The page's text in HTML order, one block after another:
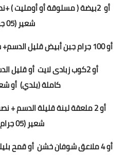
أو 2بيضة ( مسلوقة أو أومليت ) +
شعير(5 0 جرام
أو 100 جرام جبن أبيض قليل الدسم+ سلطة +
أو2كوب زبادى لايت أو قليل
كاملة(بلدي) أو
أو 2 ملعقة لبنة قليلة الدسم
+
شعير(5 0 جرام
أو4 ملاعق شوفان خشن أو قمح بليلة